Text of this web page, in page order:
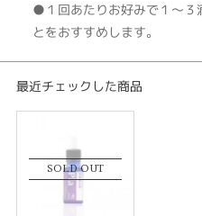
●１回あたりお好みで１～３
とをおすすめします。
最近チェックした商品
SOLD OUT